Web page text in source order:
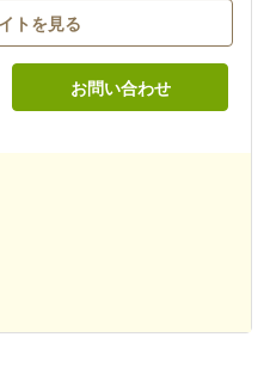
トを見る
お問い合わせ